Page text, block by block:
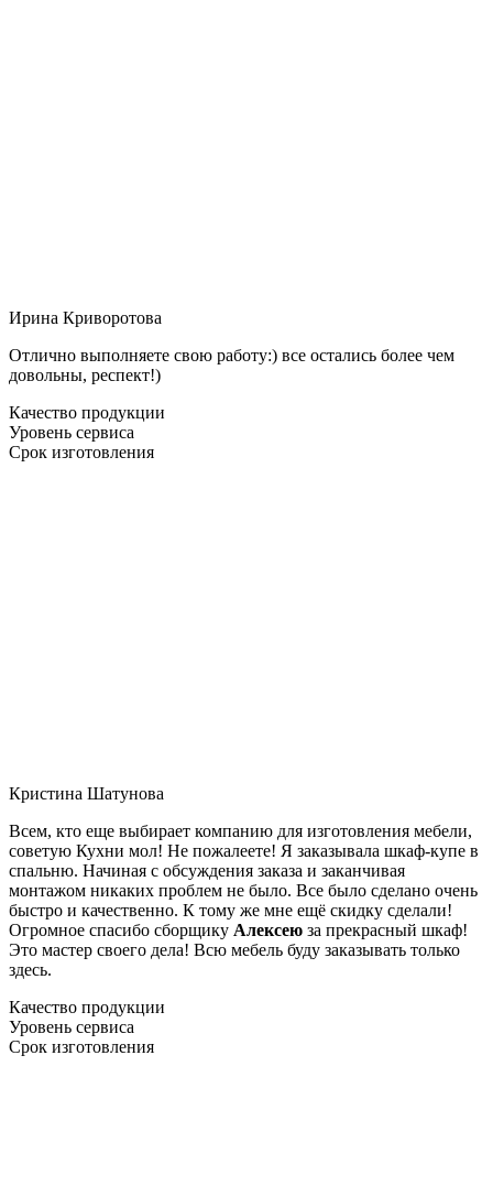
Ирина Криворотова
Отлично выполняете свою работу:) все остались более чем
довольны, респект!)
Качество продукции
Уровень сервиса
Срок изготовления
Кристина Шатунова
Всем, кто еще выбирает компанию для изготовления мебели,
советую Кухни мол! Не пожалеете! Я заказывала шкаф-купе в
спальню. Начиная с обсуждения заказа и заканчивая
монтажом никаких проблем не было. Все было сделано очень
быстро и качественно. К тому же мне ещё скидку сделали!
Огромное спасибо сборщику Алексею за прекрасный шкаф!
Это мастер своего дела! Всю мебель буду заказывать только
здесь.
Качество продукции
Уровень сервиса
Срок изготовления